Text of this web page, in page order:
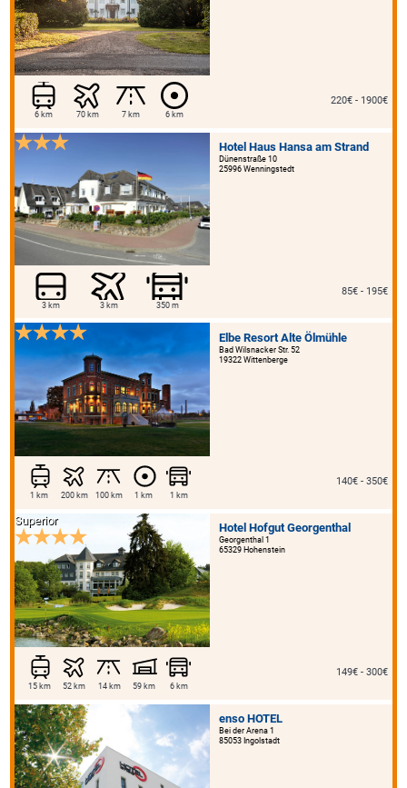
6 km 70 km 7 km 6 km
220€ - 1900€
Hotel Haus Hansa am Strand
Dünenstraße 10
25996 Wenningstedt
3 km 3 km 350 m
85€ - 195€
Elbe Resort Alte Ölmühle
Bad Wilsnacker Str. 52
19322 Wittenberge
1 km 200 km 100 km 1 km 1 km
140€ - 350€
Hotel Hofgut Georgenthal
Georgenthal 1
65329 Hohenstein
Superior
15 km 52 km 14 km 59 km 6 km
149€ - 300€
enso HOTEL
Bei der Arena 1
85053 Ingolstadt